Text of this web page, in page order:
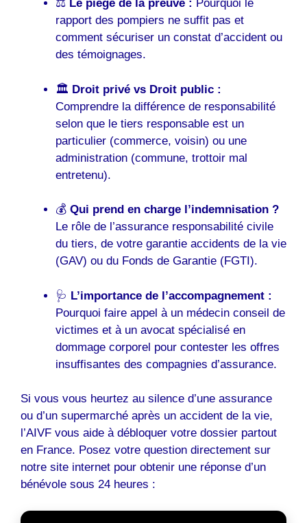
⚖️ Le piège de la preuve : Pourquoi le
rapport des pompiers ne suffit pas et
comment sécuriser un constat d’accident ou
des témoignages.
🏛️ Droit privé vs Droit public :
Comprendre la différence de responsabilité
selon que le tiers responsable est un
particulier (commerce, voisin) ou une
administration (commune, trottoir mal
entretenu).
💰 Qui prend en charge l’indemnisation ?
Le rôle de l’assurance responsabilité civile
du tiers, de votre garantie accidents de la vie
(GAV) ou du Fonds de Garantie (FGTI).
🩺 L’importance de l’accompagnement :
Pourquoi faire appel à un médecin conseil de
victimes et à un avocat spécialisé en
dommage corporel pour contester les offres
insuffisantes des compagnies d’assurance.
Si vous vous heurtez au silence d’une assurance
ou d’un supermarché après un accident de la vie,
l’AIVF vous aide à débloquer votre dossier partout
en France. Posez votre question directement sur
notre site internet pour obtenir une réponse d’un
bénévole sous 24 heures :